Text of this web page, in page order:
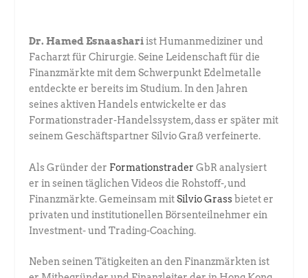
Dr. Hamed Esnaashariist Humanmediziner und
Facharzt für Chirurgie. ­Seine Leidenschaft für die
Finanzmärkte mit dem Schwerpunkt Edel­metalle
entdeckte er bereits im Studium. In den Jahren
seines aktiven Handels entwickelte er das
Formationstrader-Handelssystem, dass er später mit
seinem Geschäftspartner Silvio Graß verfeinerte.
Als Gründer der Formationstrader GbR analysiert
er in seinen täglichen ­Videos die Rohstoff-, und
Finanzmärkte. Gemeinsam mitSilvio Grass ­bietet er
privaten und institutionellen Börsenteilnehmer ein
Investment- und ­Trading-Coaching.
Neben seinen Tätigkeiten an den Finanzmärkten ist